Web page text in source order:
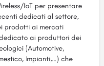
IoT per presentare
dedicati al settore,
prodotti ai mercati
ai produttori dei
(Automotive,
Impianti,…) che